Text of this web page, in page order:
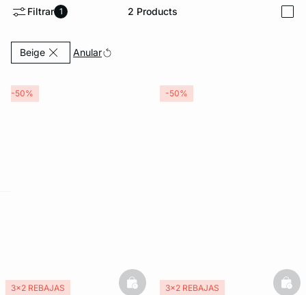
Filtrar 1 2 Products
BeigeCurrently Refined by Color: Beige
Anular
3x2 REBAJAS basketfull
-50%
3x2 REBAJAS
-50%